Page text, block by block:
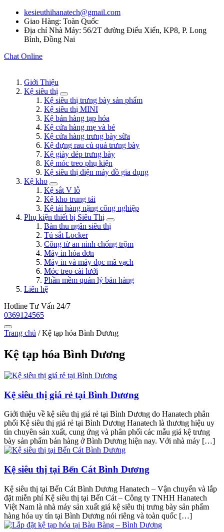
kesieuthihanatech@gmail.com
Giao Hàng: Toàn Quốc
Địa chỉ Nhà Máy: 56/2T đường Điểu Xiển, KP8, P. Long
Bình, Đồng Nai
Chat Online
Giới Thiệu
Kệ siêu thị
Kệ siêu thị trưng bày sản phẩm
Kệ siêu thị MINI
Kệ bán hàng tạp hóa
Kệ cửa hàng mẹ và bé
Kệ cửa hàng trưng bày sữa
Kệ đựng rau củ quả trưng bày
Kệ giày dép trưng bày
Kệ móc treo phụ kiện
Kệ siêu thị điện máy đồ gia dụng
Kệ kho
Kệ sắt V lỗ
Kệ kho trung tải
Kệ tải hàng nặng công nghiệp
Phụ kiện thiết bị Siêu Thị
Bàn thu ngân siêu thị
Tủ sắt Locker
Công từ an ninh chống trộm
Máy in hóa đơn
Máy in và máy đọc mã vạch
Móc treo cài lưới
Phần mềm quản lý bán hàng
Liên hệ
Hotline Tư Vấn 24/7
0369124565
Trang chủ /Kệ tạp hóa Bình Dương
Kệ tạp hóa Bình Dương
Kệ siêu thị giá rẻ tại Bình Dương
Giới thiệu về kệ siêu thị giá rẻ tại Bình Dương do Hanatech phân
phối Kệ siêu thị giá rẻ tại Bình Dương Hanatech là thương hiệu uy
tín chuyên sản xuất, cung ứng và phân phối các mẫu giá kệ trưng
bày sản phẩm bán hàng ở Bình Dương hiện nay. Với nhà máy […]
Kệ siêu thị tại Bến Cát Bình Dương
Kệ siêu thị tại Bến Cát Bình Dương Hanatech – Vận chuyển và lắp
đặt miễn phí Kệ siêu thị tại Bến Cát – Công ty TNHH Hanatech
Việt Nam là nhà máy sản xuất giá kệ siêu thị trưng bày sản phẩm
hàng hóa uy tín tại Bình Dương nói riêng và toàn quốc […]